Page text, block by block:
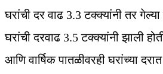
घरांची दर वाढ 3.3 टक्क्यांनी तर गेल्या
घरांची दरवाढ 3.5 टक्क्यांनी झाली
आणि वार्षिक पातळीवरही घरांच्या